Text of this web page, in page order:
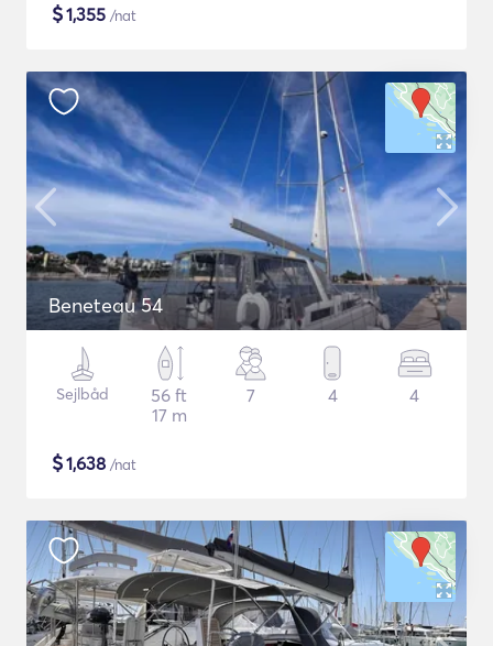
$1,355 /nat
Beneteau 54
Sejlbåd
56 ft
17 m
7 4 4
$1,638 /nat